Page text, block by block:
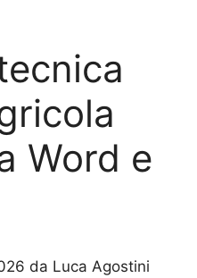
Word e
da Luca Agostini